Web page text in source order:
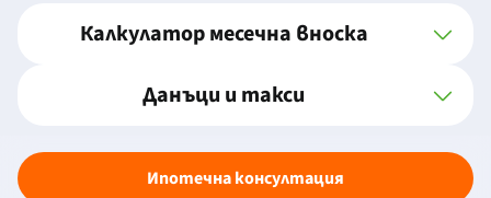
Калкулатор месечна вноска
Данъци и такси
Ипотечна консултация